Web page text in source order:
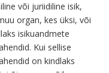
või juriidiline isik,
organ, kes üksi, või
isikuandmete
Kui sellise
on kindlaks